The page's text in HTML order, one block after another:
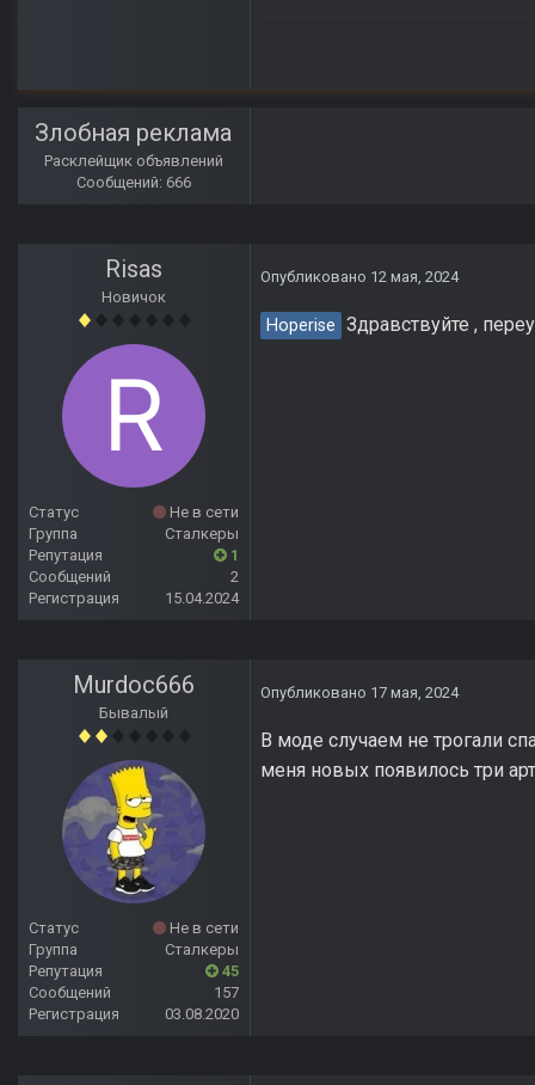
Злобная реклама
Расклейщик объявлений
Сообщений: 666
Risas
Новичок
Статус
Не в сети
Группа
Сталкеры
Репутация
1
Сообщений
2
Регистрация
15.04.2024
Опубликовано 12 мая, 2024
Hoperise Здравствуйте ,
Murdoc666
Бывалый
Статус
Не в сети
Группа
Сталкеры
Репутация
45
Сообщений
157
Регистрация
03.08.2020
Опубликовано 17 мая, 2024
В моде случаем не трогали
меня новых появилось три